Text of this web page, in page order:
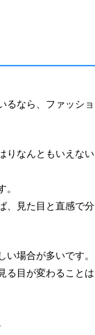
るなら、ファッショ
りなんともいえない
、見た目と直感で分
場合が多いです。
る目が変わることは